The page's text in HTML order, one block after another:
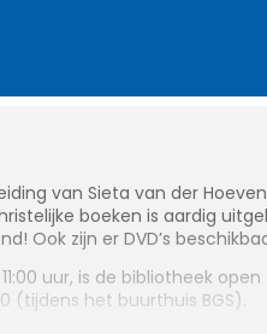
van Sieta van der
boeken is aardig
Ook zijn er DVD’s
uur, is de bibliotheek
(tijdens het buurthuis BGS).